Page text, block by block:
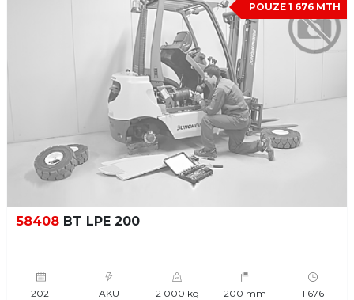
POUZE 1 676 MTH
58408 BT LPE 200
2021 AKU 2 000 kg 200 mm 1 676